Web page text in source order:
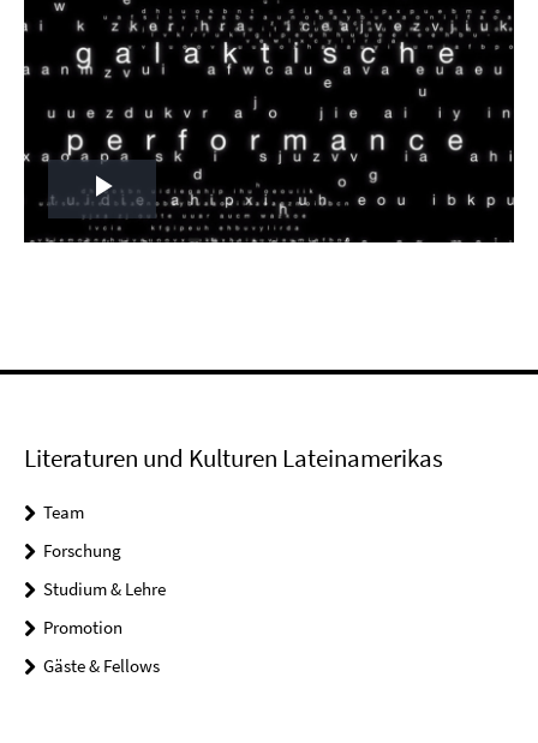
Play
Literaturen und Kulturen Lateinamerikas
Team
Forschung
Studium & Lehre
Promotion
Gäste & Fellows